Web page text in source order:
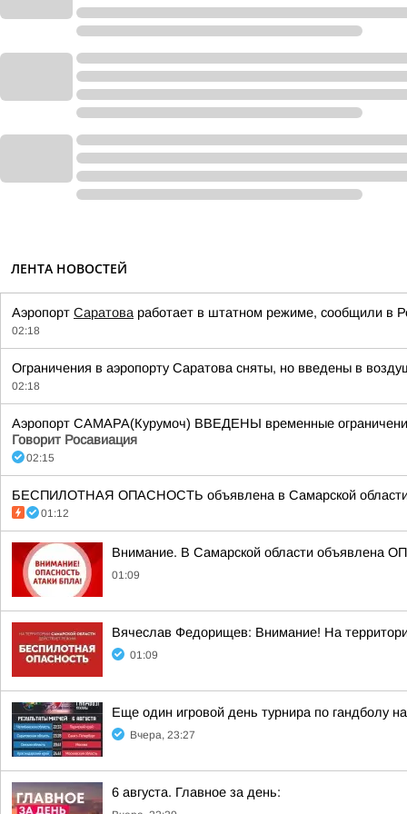
ЛЕНТА НОВОСТЕЙ
Аэропорт Саратова работает в штатном режиме, сообщили в
02:18
Ограничения в аэропорту Саратова сняты, но введены в
02:18
Аэропорт САМАРА(Курумоч) ВВЕДЕНЫ временные
Говорит Росавиация
02:15
БЕСПИЛОТНАЯ ОПАСНОСТЬ объявлена в Самарской области
01:12
Внимание. В Самарской области
01:09
Вячеслав Федорищев: Внимание! На
01:09
Еще один игровой день турнира по гандболу
Вчера, 23:27
6 августа. Главное за день: